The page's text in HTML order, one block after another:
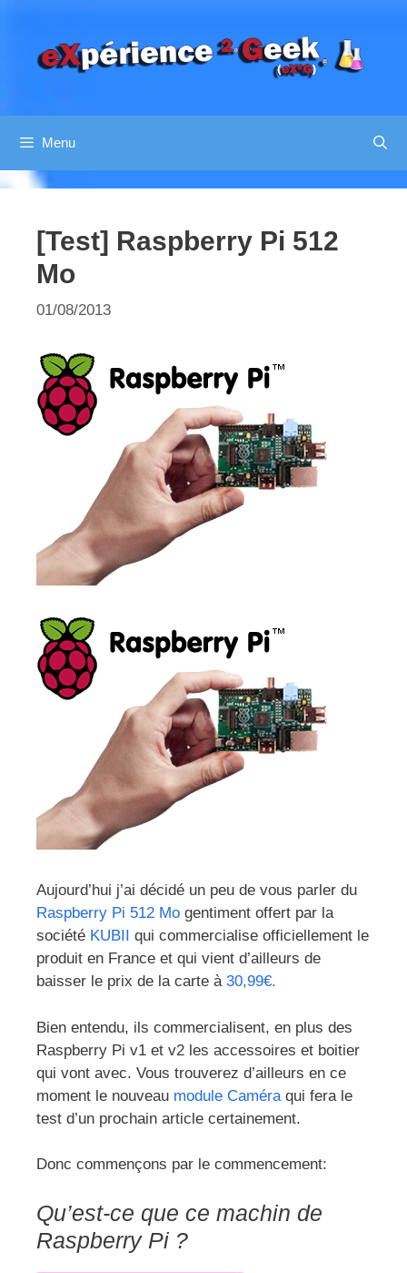
contenu
Menu
[Test] Raspberry Pi 512
Mo
01/08/2013
Aujourd’hui j’ai décidé un peu de vous parler du
Raspberry Pi 512 Mo gentiment offert par la
société KUBII
qui commercialise officiellement le
produit en France et qui vient d’ailleurs de
baisser le prix de la carte à 30,99€.
Bien entendu, ils commercialisent, en plus des
Raspberry Pi v1 et v2 les accessoires et boitier
qui vont avec. Vous trouverez d’ailleurs en ce
moment le nouveau module Caméraqui fera le
test d’un prochain article certainement.
Donc commençons par le commencement:
Qu’est-ce que ce machin de
Raspberry Pi ?